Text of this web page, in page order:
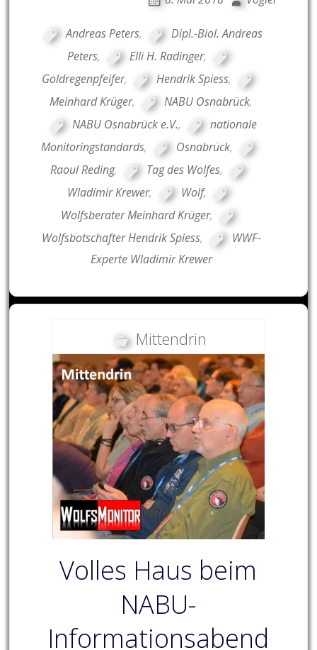
Andreas Peters,
Dipl.-Biol. Andreas
Peters, Elli H. Radinger,
Goldregenpfeifer, Hendrik Spiess,
Meinhard Krüger, NABU Osnabrück,
NABU Osnabrück e.V.,
nationale
Monitoringstandards, Osnabrück,
Raoul Reding, Tag des Wolfes,
Wladimir Krewer, Wolf,
Wolfsberater Meinhard Krüger,
Wolfsbotschafter Hendrik Spiess,
WWF-
Experte Wladimir Krewer
Mittendrin
Volles Haus beim
NABU-
Informationsabend